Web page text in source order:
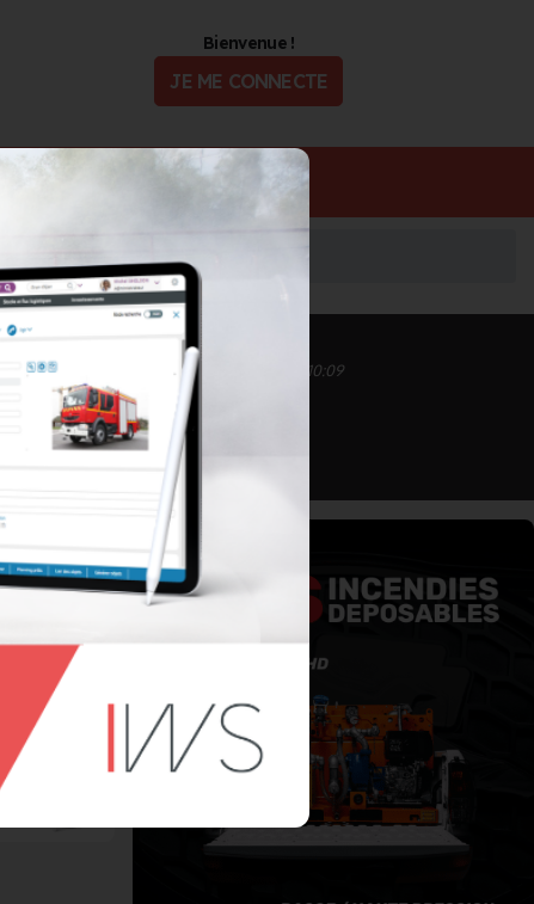
Bienvenue !
JE ME CONNECTE
Offres d'Emploi
Inscrit depuis le 22/09/2020 à 10:00
Informations mises à jour le 10/08/2022 à 10:09